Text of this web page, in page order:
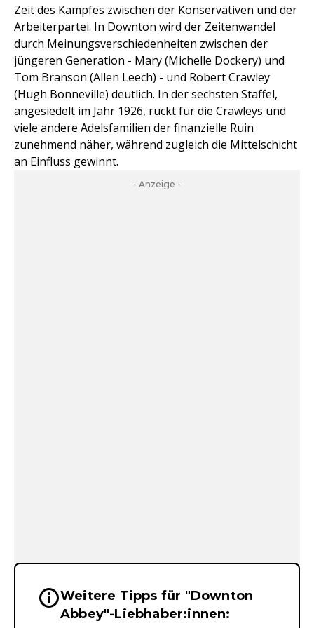
Zeit des Kampfes zwischen der Konservativen und der
Arbeiterpartei. In Downton wird der Zeitenwandel
durch Meinungsverschiedenheiten zwischen der
jüngeren Generation - Mary (Michelle Dockery) und
Tom Branson (Allen Leech) - und Robert Crawley
(Hugh Bonneville) deutlich. In der sechsten Staffel,
angesiedelt im Jahr 1926, rückt für die Crawleys und
viele andere Adelsfamilien der finanzielle Ruin
zunehmend näher, während zugleich die Mittelschicht
an Einfluss gewinnt.
- Anzeige -
Wichtige Hinweise &
Weitere Tipps für "Downton
Abbey"-Liebhaber:innen: